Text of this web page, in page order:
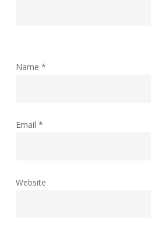
Name *
Email *
Website